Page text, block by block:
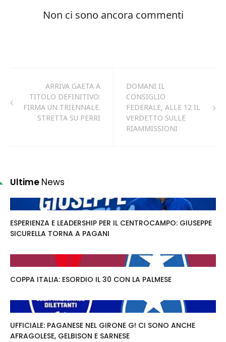
ARRIVA GAETA A
TITOLO DEFINITIVO:
FIRMA UN TRIENNALE.
STRETTA SU PERRI
DOMANI IL
CONSIGLIO
FEDERALE, ALLE 12 IL
VERDETTO SULLE
RIAMMISSIONI
Ultime News
ESPERIENZA E LEADERSHIP PER IL CENTROCAMPO: GIUSEPPE
SICURELLA TORNA A PAGANI
COPPA ITALIA: ESORDIO IL 30 CON LA PALMESE
UFFICIALE: PAGANESE NEL GIRONE G! CI SONO ANCHE
AFRAGOLESE, GELBISON E SARNESE